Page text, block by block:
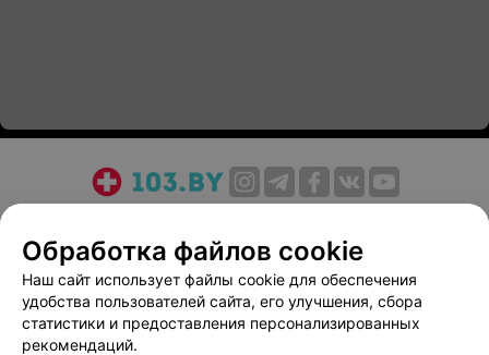
Медицинский маркетинг
Публичный договор
Пользовательское соглашение
Способы оплаты
Вакансии
Партнеры
Написать руководителю 103.by
Обработка файлов cookie
Наш сайт использует файлы cookie для обеспечения
удобства пользователей сайта, его улучшения, сбора
статистики и предоставления персонализированных
рекомендаций.